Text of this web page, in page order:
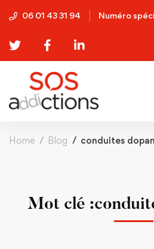
06 01 43 31 94 Numéro
Home Blog conduites
Mot clé